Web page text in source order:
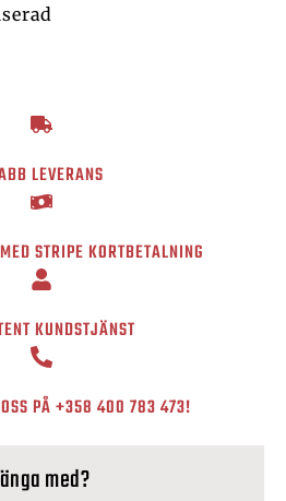
LEVERANS
STRIPE KORTBETALNING
KUNDSTJÄNST
PÅ+358 400 783 473!
med?